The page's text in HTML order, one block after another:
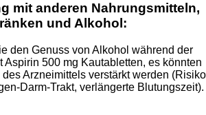
mit anderen Nahrungsmitteln,
und Alkohol:
den Genuss von Alkohol während der
Aspirin 500 mg Kautabletten, es könnten
Arzneimittels verstärkt werden (Risiko
Darm-Trakt, verlängerte Blutungszeit).